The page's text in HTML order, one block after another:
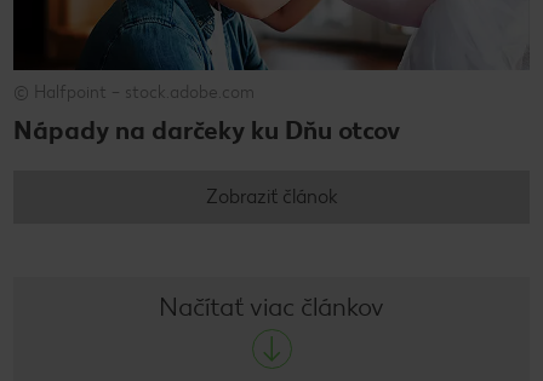
© Halfpoint – stock.adobe.com
Nápady na darčeky ku Dňu otcov
Zobraziť článok
Načítať viac článkov